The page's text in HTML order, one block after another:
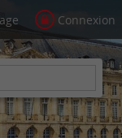
Connexion